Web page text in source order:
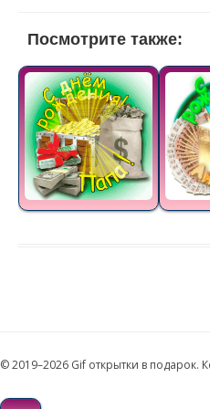
Посмотрите также:
© 2019–2026 Gif открытки в